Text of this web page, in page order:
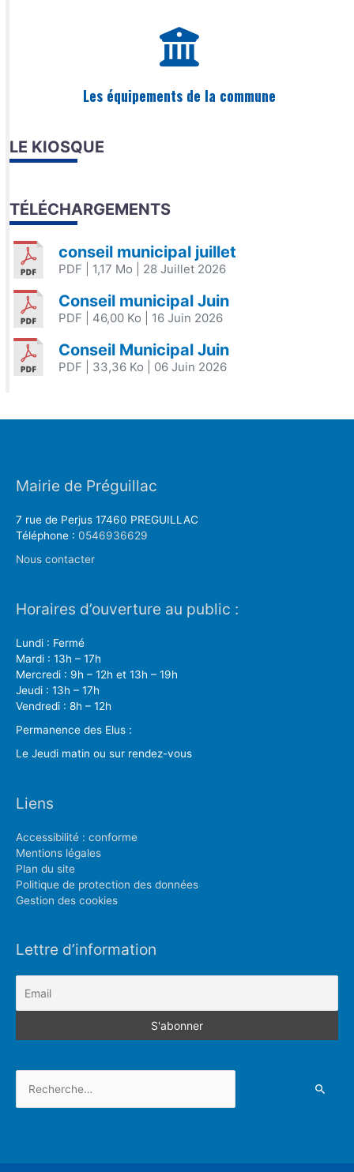
Les équipements de la commune
LE KIOSQUE
TÉLÉCHARGEMENTS
conseil municipal juillet
PDF | 1,17 Mo | 28 Juillet 2026
Conseil municipal Juin
PDF | 46,00 Ko | 16 Juin 2026
Conseil Municipal Juin
PDF | 33,36 Ko | 06 Juin 2026
Mairie de Préguillac
7 rue de Perjus 17460 PREGUILLAC
Téléphone : 0546936629
Nous contacter
Horaires d’ouverture au public :
Lundi : Fermé
Mardi : 13h – 17h
Mercredi : 9h – 12h et 13h – 19h
Jeudi : 13h – 17h
Vendredi : 8h – 12h
Permanence des Elus :
Le Jeudi matin ou sur rendez-vous
Liens
Accessibilité : conforme
Mentions légales
Plan du site
Politique de protection des données
Gestion des cookies
Lettre d’information